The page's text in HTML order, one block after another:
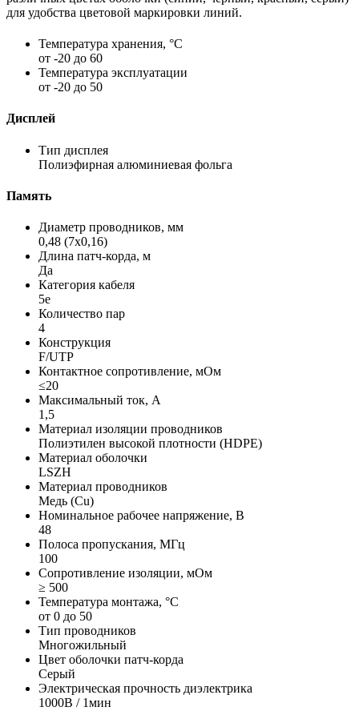
для удобства цветовой маркировки линий.
Температура хранения, °C
от -20 до 60
Температура эксплуатации
от -20 до 50
Дисплей
Тип дисплея
Полиэфирная алюминиевая фольга
Память
Диаметр проводников, мм
0,48 (7х0,16)
Длина патч-корда, м
Да
Категория кабеля
5e
Количество пар
4
Конструкция
F/UTP
Контактное сопротивление, мОм
≤20
Максимальный ток, А
1,5
Материал изоляции проводников
Полиэтилен высокой плотности (HDPE)
Материал оболочки
LSZH
Материал проводников
Медь (Сu)
Номинальное рабочее напряжение, В
48
Полоса пропускания, МГц
100
Сопротивление изоляции, мОм
≥ 500
Температура монтажа, °C
от 0 до 50
Тип проводников
Многожильный
Цвет оболочки патч-корда
Серый
Электрическая прочность диэлектрика
1000В / 1мин